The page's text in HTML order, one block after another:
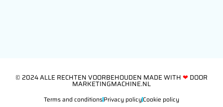
© 2024 ALLE RECHTEN VOORBEHOUDEN​ MADE WITH❤DOOR
MARKETINGMACHINE.NL​
Terms and conditionsPrivacy policyCookie policy